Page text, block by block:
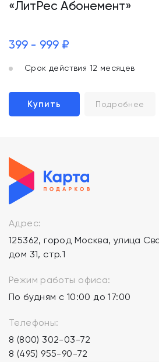
«ЛитРес Абонемент»
399 - 999 ₽
Срок действия 12 месяцев
Купить Подробнее
Адрес:
125362, город Москва, улица
дом 31, стр.1
Режим работы офиса:
По будням с 10:00 до 17:00
Телефоны:
8 (800) 302-03-72
8 (495) 955-90-72